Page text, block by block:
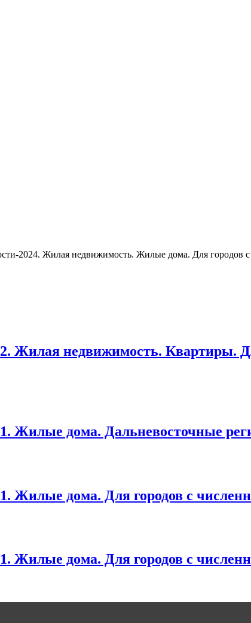
2024. Жилая недвижимость. Жилые дома. Для городов с
Жилая недвижимость. Квартиры.
Жилые дома. Дальневосточные
Жилые дома. Для городов с
Жилые дома. Для городов с